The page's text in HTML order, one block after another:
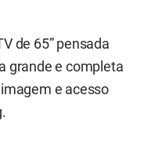
de 65” pensada
grande e completa
e acesso